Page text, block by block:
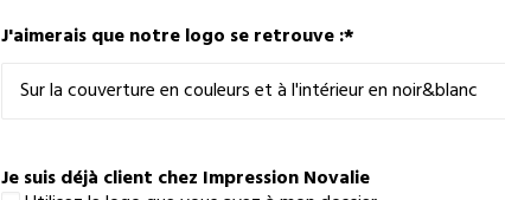
J'aimerais que notre logo se retrouve :*
Je suis déjà client chez Impression Novalie